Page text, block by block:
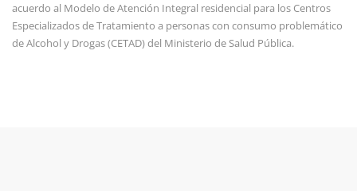
acuerdo al Modelo de Atención Integral residencial para los Centros
Especializados de Tratamiento a personas con consumo problemático
de Alcohol y Drogas (CETAD) del Ministerio de Salud Pública.